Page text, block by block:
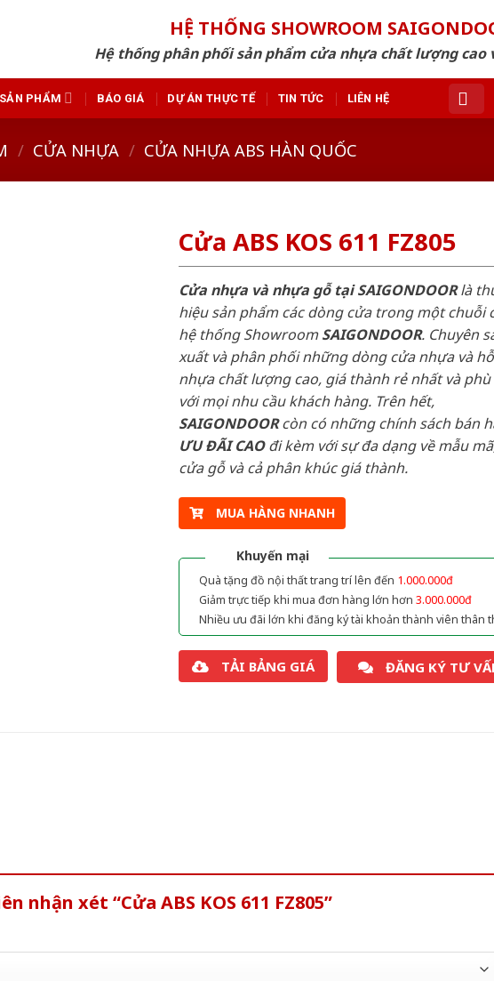
HỆ THỐNG SHOWROOM
Hệ thống phân phối sản phẩm cửa nhựa chất lượng cao
SẢN PHẨM BÁO GIÁ DỰ ÁN THỰC TẾ TIN TỨC LIÊN HỆ
/ CỬA NHỰA / CỬA NHỰA ABS HÀN QUỐC
Cửa ABS KOS 611 FZ805
Cửa nhựa và nhựa gỗ tại SAIGONDOORlà
hiệu sản phẩm các dòng cửa trong một chuỗi
hệ thống ShowroomSAIGONDOOR. Chuyên
xuất và phân phối những dòng cửa nhựa và
nhựa chất lượng cao, giá thành rẻ nhất và
với mọi nhu cầu khách hàng. Trên hết,
SAIGONDOORcòn có những chính sách bán
ƯU ĐÃI CAOđi kèm với sự đa dạng về mẫu
cửa gỗ và cả phân khúc giá thành.
MUA HÀNG NHANH
Khuyến mại
Quà tặng đồ nội thất trang trí lên đến 1.000.000đ
Giảm trực tiếp khi mua đơn hàng lớn hơn 3.000.000đ
Nhiều ưu đãi lớn khi đăng ký tài khoản thành viên thân
TẢI BẢNG GIÁ ĐĂNG KÝ TƯ
nhận xét “Cửa ABS KOS 611 FZ805”